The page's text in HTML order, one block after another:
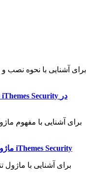
برای آشنایی با نحوه نصب و
ماژول رهگیری۴۰۴ در افزونه آیتم سکوریتی iThemes Security
برای آشنایی با ماژول